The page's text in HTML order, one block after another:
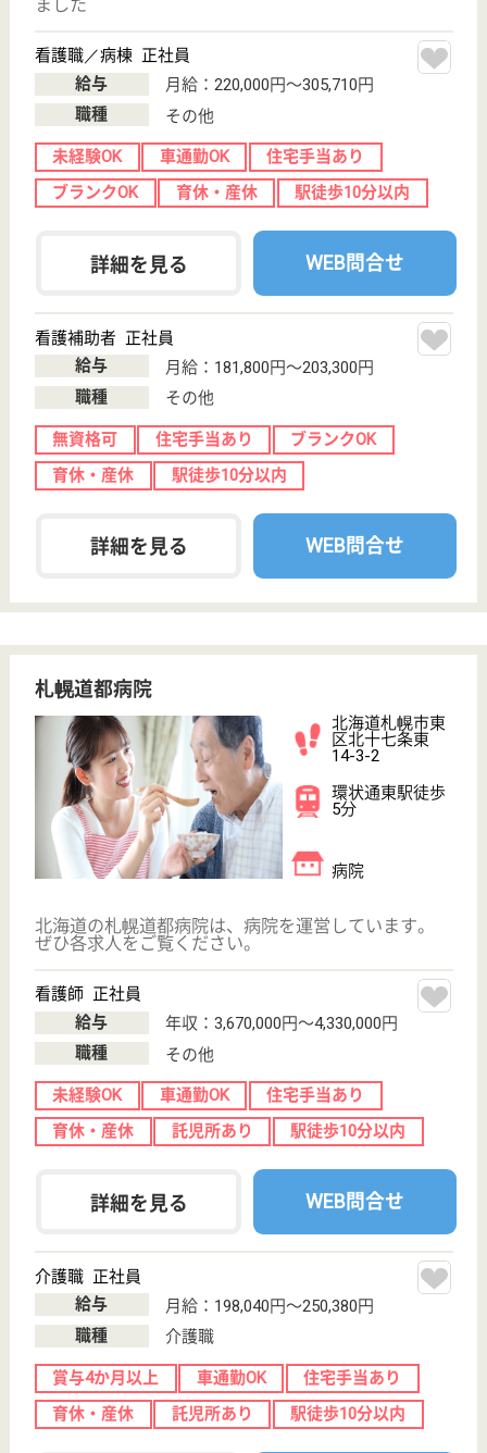
介護の転職支援サービスお申込み
保有資格を選択してくださ
い
保有資格 必須
初任者研修
(ヘルパー2級)
実務者研修
(ヘルパー1級)
介護福祉士 社会福祉士
ケアマネジャー PT
その他・なし
誕生年を
次のステッ
北海道で人気の求人特集
サービス紹介
クリックジョブ介護とは
ご利用の流れ
公式LINE＠
お役立ち情報
初めての介護転職
介護転職お悩み相談室
介護業界給与データ
転職事例